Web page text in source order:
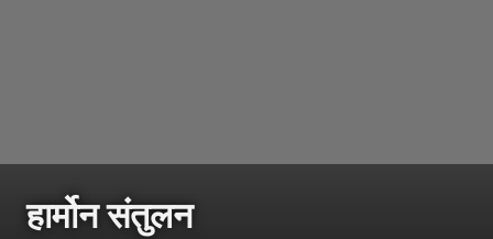
हार्मोन संतुलन